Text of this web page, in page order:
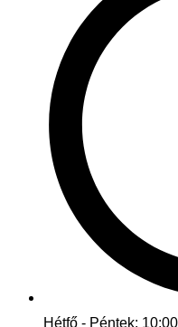
Hétfő - Péntek: